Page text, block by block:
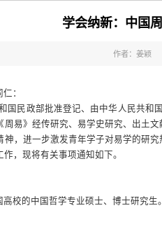
学会纳新：中国
作者：姜颖
：
国民政部批准登记、由中华人民共
周易》经传研究、易学史研究、出土
，进一步激发青年学子对易学的研
，现将有关事项通知如下。
校的中国哲学专业硕士、博士研究生。